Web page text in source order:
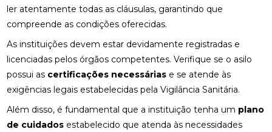
ler atentamente todas as cláusulas, garantindo que
compreende as condições oferecidas.
As instituições devem estar devidamente registradas e
licenciadas pelos órgãos competentes. Verifique se o asilo
possui as certificações necessárias e se atende às
exigências legais estabelecidas pela Vigilância Sanitária.
Além disso, é fundamental que a instituição tenha um plano
de cuidados estabelecido que atenda às necessidades